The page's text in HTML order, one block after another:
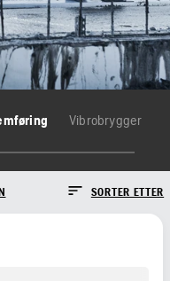
Vibrobrygger
SORTER ETTER